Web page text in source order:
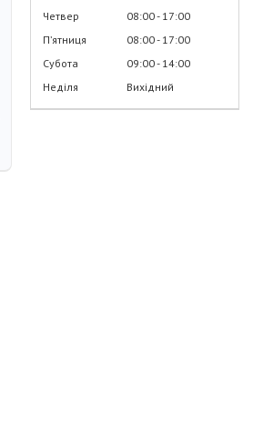
Четвер
08:00 17:00
Пʼятниця
08:00 17:00
Субота
09:00 14:00
Неділя
Вихідний